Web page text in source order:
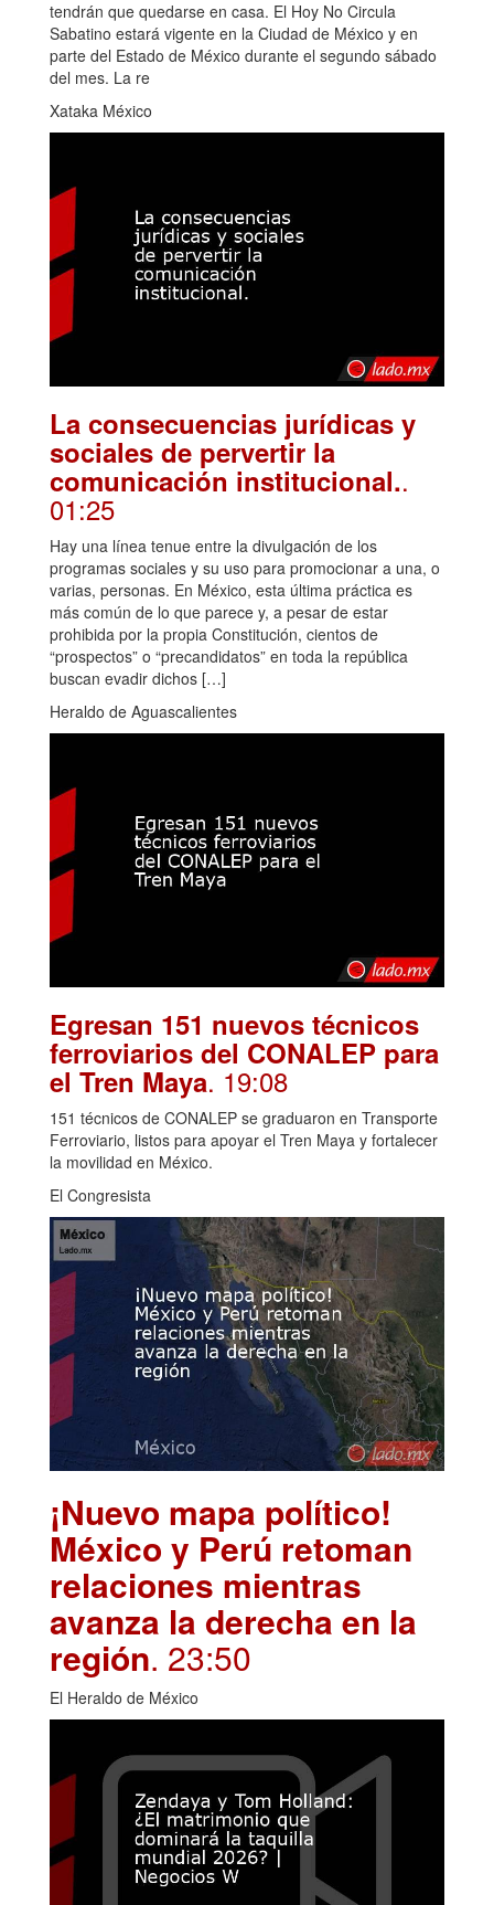
tendrán que quedarse en casa. El Hoy No Circula
Sabatino estará vigente en la Ciudad de México y en
parte del Estado de México durante el segundo sábado
del mes. La re
Xataka México
La consecuencias jurídicas y
sociales de pervertir la
comunicación institucional..
01:25
Hay una línea tenue entre la divulgación de los
programas sociales y su uso para promocionar a una, o
varias, personas. En México, esta última práctica es
más común de lo que parece y, a pesar de estar
prohibida por la propia Constitución, cientos de
“prospectos” o “precandidatos” en toda la república
buscan evadir dichos […]
Heraldo de Aguascalientes
Egresan 151 nuevos técnicos
ferroviarios del CONALEP para
el Tren Maya. 19:08
151 técnicos de CONALEP se graduaron en Transporte
Ferroviario, listos para apoyar el Tren Maya y fortalecer
la movilidad en México.
El Congresista
¡Nuevo mapa político!
México y Perú retoman
relaciones mientras
avanza la derecha en la
región. 23:50
El Heraldo de México